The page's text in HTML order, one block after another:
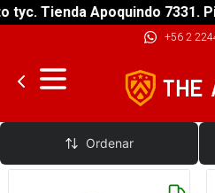
Tienda Apoquindo 7331. Piso
+56 2
Impermeabilizantes
Ordenar